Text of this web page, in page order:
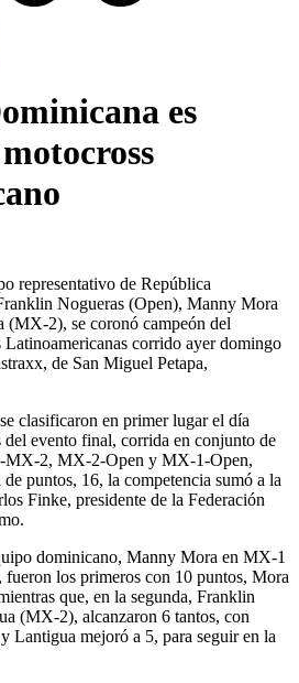
es
representativo de República
Nogueras (Open), Manny Mora
2), se coronó campeón del
corrido ayer domingo
de San Miguel Petapa,
clasificaron en primer lugar el día
del evento final, corrida en conjunto de
MX-2, MX-2-Open y MX-1-Open,
puntos, 16, la competencia sumó a la
Finke, presidente de la Federación
dominicano, Manny Mora en MX-1
los primeros con 10 puntos, Mora
que, en la segunda, Franklin
(MX-2), alcanzaron 6 tantos, con
Lantigua mejoró a 5, para seguir en la